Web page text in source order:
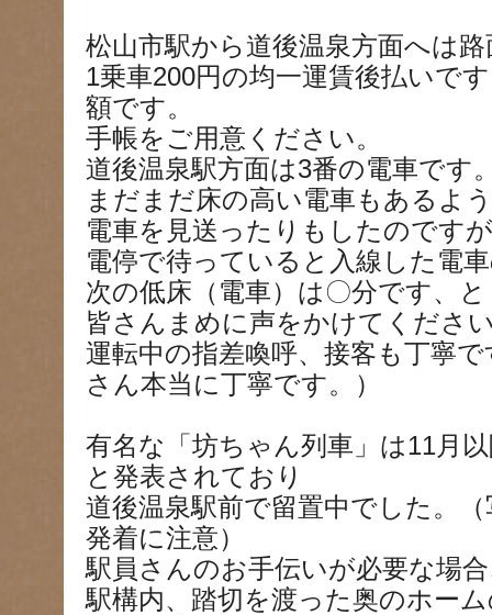
松山市駅から道後温泉方面へは
1乗車200円の均一運賃後払いで
額です。
手帳をご用意ください。
道後温泉駅方面は3番の電車です
まだまだ床の高い電車もあるよ
電車を見送ったりもしたのですが
電停で待っていると入線した電
次の低床（電車）は〇分です、と
皆さんまめに声をかけてくださ
運転中の指差喚呼、接客も丁寧
さん本当に丁寧です。）
有名な「坊ちゃん列車」は11月
と発表されており
道後温泉駅前で留置中でした。
発着に注意）
駅員さんのお手伝いが必要な場
駅構内、踏切を渡った奥のホー